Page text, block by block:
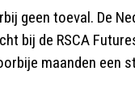
geen toeval. De
bij de RSCA
maanden een